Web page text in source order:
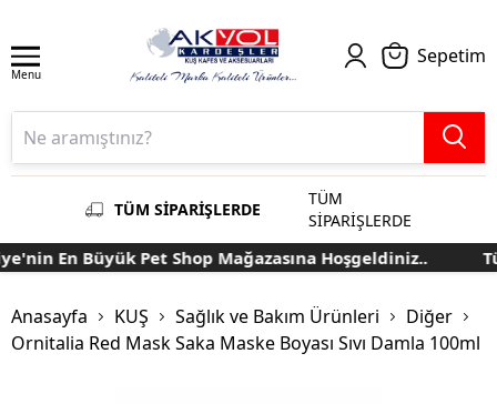
Menu
Sepetim
TÜM SİPARİŞLERDE
TÜM
SİPARİŞLERDE
En Büyük Pet Shop Mağazasına Hoşgeldiniz..
Anasayfa KUŞ Sağlık ve Bakım Ürünleri
Diğer
Ornitalia Red Mask Saka Maske Boyası Sıvı Damla 100ml